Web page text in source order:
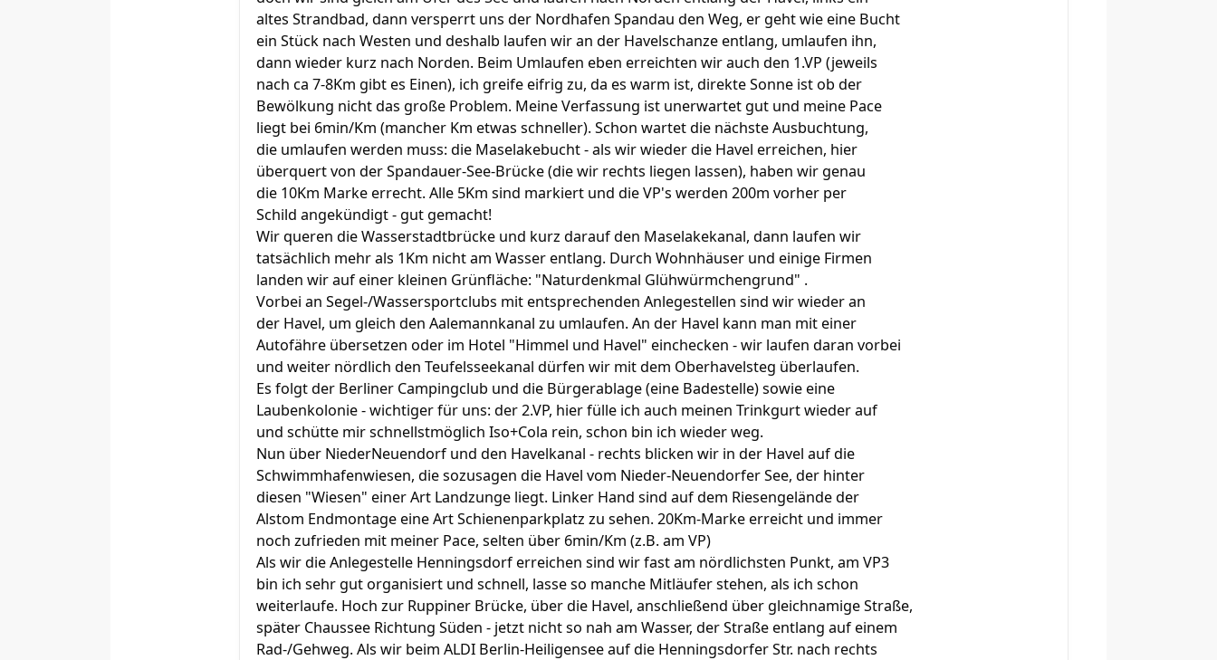
altes Strandbad, dann versperrt uns der Nordhafen Spandau den Weg, er geht wie eine Bucht
ein Stück nach Westen und deshalb laufen wir an der Havelschanze entlang, umlaufen ihn,
dann wieder kurz nach Norden. Beim Umlaufen eben erreichten wir auch den 1.VP (jeweils
nach ca 7-8Km gibt es Einen), ich greife eifrig zu, da es warm ist, direkte Sonne ist ob der
Bewölkung nicht das große Problem. Meine Verfassung ist unerwartet gut und meine Pace
liegt bei 6min/Km (mancher Km etwas schneller). Schon wartet die nächste Ausbuchtung,
die umlaufen werden muss: die Maselakebucht - als wir wieder die Havel erreichen, hier
überquert von der Spandauer-See-Brücke (die wir rechts liegen lassen), haben wir genau
die 10Km Marke errecht. Alle 5Km sind markiert und die VP's werden 200m vorher per
Schild angekündigt - gut gemacht!
Wir queren die Wasserstadtbrücke und kurz darauf den Maselakekanal, dann laufen wir
tatsächlich mehr als 1Km nicht am Wasser entlang. Durch Wohnhäuser und einige Firmen
landen wir auf einer kleinen Grünfläche: "Naturdenkmal Glühwürmchengrund" .
Vorbei an Segel-/Wassersportclubs mit entsprechenden Anlegestellen sind wir wieder an
der Havel, um gleich den Aalemannkanal zu umlaufen. An der Havel kann man mit einer
Autofähre übersetzen oder im Hotel "Himmel und Havel" einchecken - wir laufen daran vorbei
und weiter nördlich den Teufelsseekanal dürfen wir mit dem Oberhavelsteg überlaufen.
Es folgt der Berliner Campingclub und die Bürgerablage (eine Badestelle) sowie eine
Laubenkolonie - wichtiger für uns: der 2.VP, hier fülle ich auch meinen Trinkgurt wieder auf
und schütte mir schnellstmöglich Iso+Cola rein, schon bin ich wieder weg.
Nun über NiederNeuendorf und den Havelkanal - rechts blicken wir in der Havel auf die
Schwimmhafenwiesen, die sozusagen die Havel vom Nieder-Neuendorfer See, der hinter
diesen "Wiesen" einer Art Landzunge liegt. Linker Hand sind auf dem Riesengelände der
Alstom Endmontage eine Art Schienenparkplatz zu sehen. 20Km-Marke erreicht und immer
noch zufrieden mit meiner Pace, selten über 6min/Km (z.B. am VP)
Als wir die Anlegestelle Henningsdorf erreichen sind wir fast am nördlichsten Punkt, am VP3
bin ich sehr gut organisiert und schnell, lasse so manche Mitläufer stehen, als ich schon
weiterlaufe. Hoch zur Ruppiner Brücke, über die Havel, anschließend über gleichnamige Straße,
später Chaussee Richtung Süden - jetzt nicht so nah am Wasser, der Straße entlang auf einem
Rad-/Gehweg. Als wir beim ALDI Berlin-Heiligensee auf die Henningsdorfer Str. nach rechts